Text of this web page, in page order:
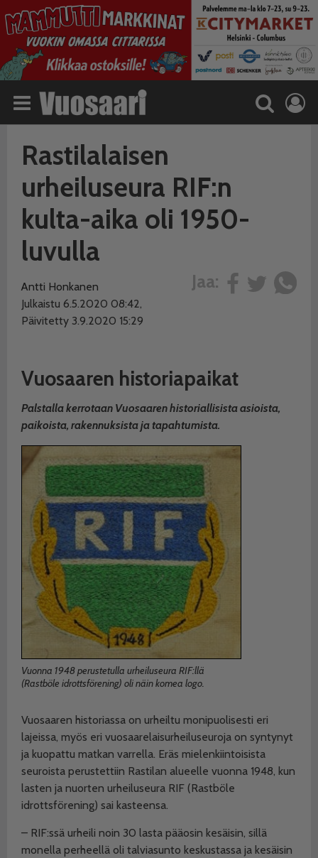
Rastilalaisen
urheiluseura RIF:n
kulta-aika oli 1950-
luvulla
Jaa:
Antti Honkanen
Julkaistu 6.5.2020 08:42,
Päivitetty 3.9.2020 15:29
Vuosaaren historiapaikat
Palstalla kerrotaan Vuosaaren historiallisista asioista,
paikoista, rakennuksista ja tapahtumista.
Vuonna 1948 perustetulla urheiluseura RIF:llä
(Rastböle idrottsförening) oli näin komea logo.
Vuosaaren historiassa on urheiltu monipuolisesti eri
lajeissa, myös eri vuosaarelaisurheiluseuroja on syntynyt
ja kuopattu matkan varrella. Eräs mielenkiintoisista
seuroista perustettiin Rastilan alueelle vuonna 1948, kun
lasten ja nuorten urheiluseura RIF (Rastböle
idrottsförening) sai kasteensa.
– RIF:ssä urheili noin 30 lasta pääosin kesäisin, sillä
monella perheellä oli talviasunto keskustassa ja kesäisin